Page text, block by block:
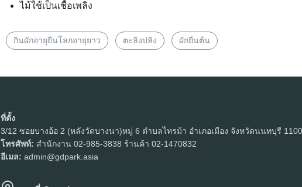
ไม้ใช้เป็นเชื้อเพลิง
กินผักอายุยืนโลกอายุยาว ตะลิงปลิง ผักยืนต้น
ที่ตั้ง
3/12 ซอยบางอ้อ 2 (หลังวัดบางนา)หมู่ 6 ตำบลไทรม้า อำเภอเมือง จังหวัดนนทบุรี
โทรศัพท์: สำนักงาน 02-985-3838 ร้านค้า 02-1470832
อีเมล: admin@gdpark.asia